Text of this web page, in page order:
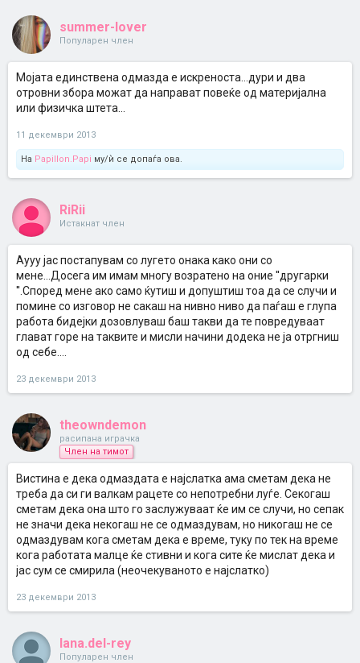
summer-lover
Популарен член
Мојата единствена одмазда е искреноста...дури и два
отровни збора можат да направат повеќе од материјална
или физичка штета...
11 декември 2013
На Papillon.Papi му/ѝ се допаѓа ова.
RiRii
Истакнат член
Аууу јас постапувам со лугето онака како они со
мене...Досега им имам многу возратено на оние ''другарки
''.Според мене ако само ќутиш и допуштиш тоа да се случи и
помине со изговор не сакаш на нивно ниво да паѓаш е глупа
работа бидејки дозовлуваш баш такви да те повредуваат
глават горе на таквите и мисли начини додека не ја отргниш
од себе....
23 декември 2013
theowndemon
расипана играчка
Член на тимот
Вистина е дека одмаздата е најслатка ама сметам дека не
треба да си ги валкам рацете со непотребни луѓе. Секогаш
сметам дека она што го заслужуваат ќе им се случи, но сепак
не значи дека некогаш не се одмаздувам, но никогаш не се
одмаздувам кога сметам дека е време, туку по тек на време
кога работата малце ќе стивни и кога сите ќе мислат дека и
јас сум се смирила (неочекуваното е најслатко)
23 декември 2013
lana.del-rey
Популарен член